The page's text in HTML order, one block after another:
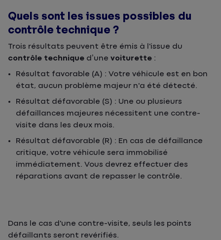
Quels sont les issues possibles du
contrôle technique ?
Trois résultats peuvent être émis à l'issue du
contrôle technique d’une voiturette :
Résultat favorable (A) : Votre véhicule est en bon
état, aucun problème majeur n'a été détecté.
Résultat défavorable (S) : Une ou plusieurs
défaillances majeures nécessitent une contre-
visite dans les deux mois.
Résultat défavorable (R) : En cas de défaillance
critique, votre véhicule sera immobilisé
immédiatement. Vous devrez effectuer des
réparations avant de repasser le contrôle.
Dans le cas d'une contre-visite, seuls les points
défaillants seront revérifiés.